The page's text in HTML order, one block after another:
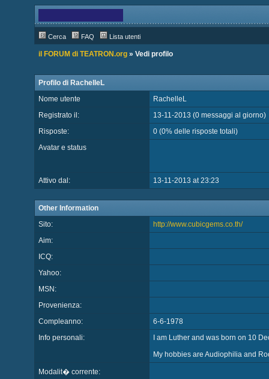
Cerca FAQ Lista utenti
il FORUM di TEATRON.org» Vedi profilo
Profilo di RachelleL
Nome utente
RachelleL
Registrato il:
13-11-2013 (0 messaggi al giorno)
Risposte:
0 (0% delle risposte totali)
Avatar e status
Attivo dal: 13-11-2013 at 23:23
Other Information
Sito:
http://www.cubicgems.co.th/
Aim:
ICQ:
Yahoo:
MSN:
Provenienza:
Compleanno:
6-6-1978
Info personali:
I am Luther and was born on 10
My hobbies are Audiophilia and
Modalit� corrente: